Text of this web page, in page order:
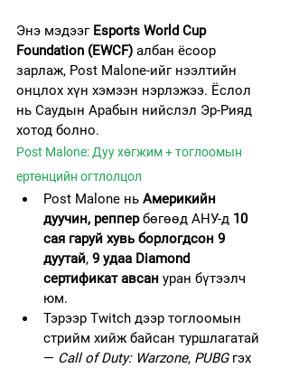
Энэ мэдээг Esports World Cup
Foundation (EWCF) албан ёсоор
зарлаж, Post Malone-ийг нээлтийн
онцлох хүн хэмээн нэрлэжээ. Ёслол
нь Саудын Арабын нийслэл Эр-Рияд
хотод болно.
Post Malone: Дуу хөгжим + тоглоомын
ертөнцийн огтлолцол
Post Malone нь Америкийн
дуучин, реппер бөгөөд АНУ-д 10
сая гаруй хувь борлогдсон 9
дуутай, 9 удаа Diamond
сертификат авсан уран бүтээлч
юм.
Тэрээр Twitch дээр тоглоомын
стрийм хийж байсан туршлагатай
— Call of Duty: Warzone, PUBG гэх